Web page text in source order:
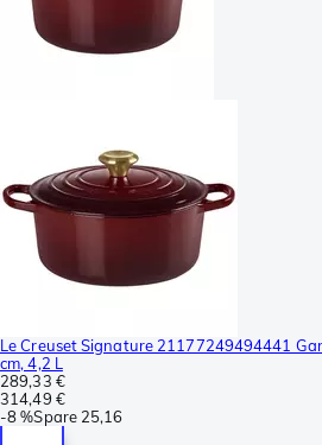
Le Creuset Signature 21177249494441
cm, 4,2 L
289,33 €
314,49 €
-8 %Spare 25,16